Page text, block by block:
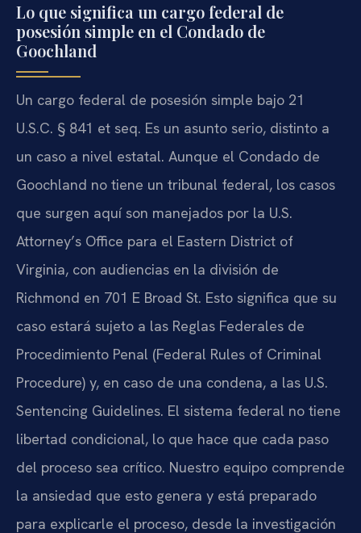
Lo que significa un cargo federal de
posesión simple en el Condado de
Goochland
Un cargo federal de posesión simple bajo 21
U.S.C. § 841 et seq. Es un asunto serio, distinto a
un caso a nivel estatal. Aunque el Condado de
Goochland no tiene un tribunal federal, los casos
que surgen aquí son manejados por la U.S.
Attorney’s Office para el Eastern District of
Virginia, con audiencias en la división de
Richmond en 701 E Broad St. Esto significa que su
caso estará sujeto a las Reglas Federales de
Procedimiento Penal (Federal Rules of Criminal
Procedure) y, en caso de una condena, a las U.S.
Sentencing Guidelines. El sistema federal no tiene
libertad condicional, lo que hace que cada paso
del proceso sea crítico. Nuestro equipo comprende
la ansiedad que esto genera y está preparado
para explicarle el proceso, desde la investigación